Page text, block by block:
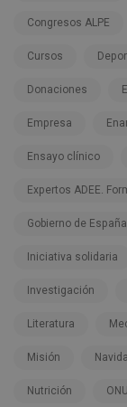
Congresos ALPE
Cursos
Donaciones
Empresa
Ensayo clínico
Expertos ADEE.
Gobierno de España
Iniciativa solidaria
Investigación
Literatura
Misión
Nutrición ONU